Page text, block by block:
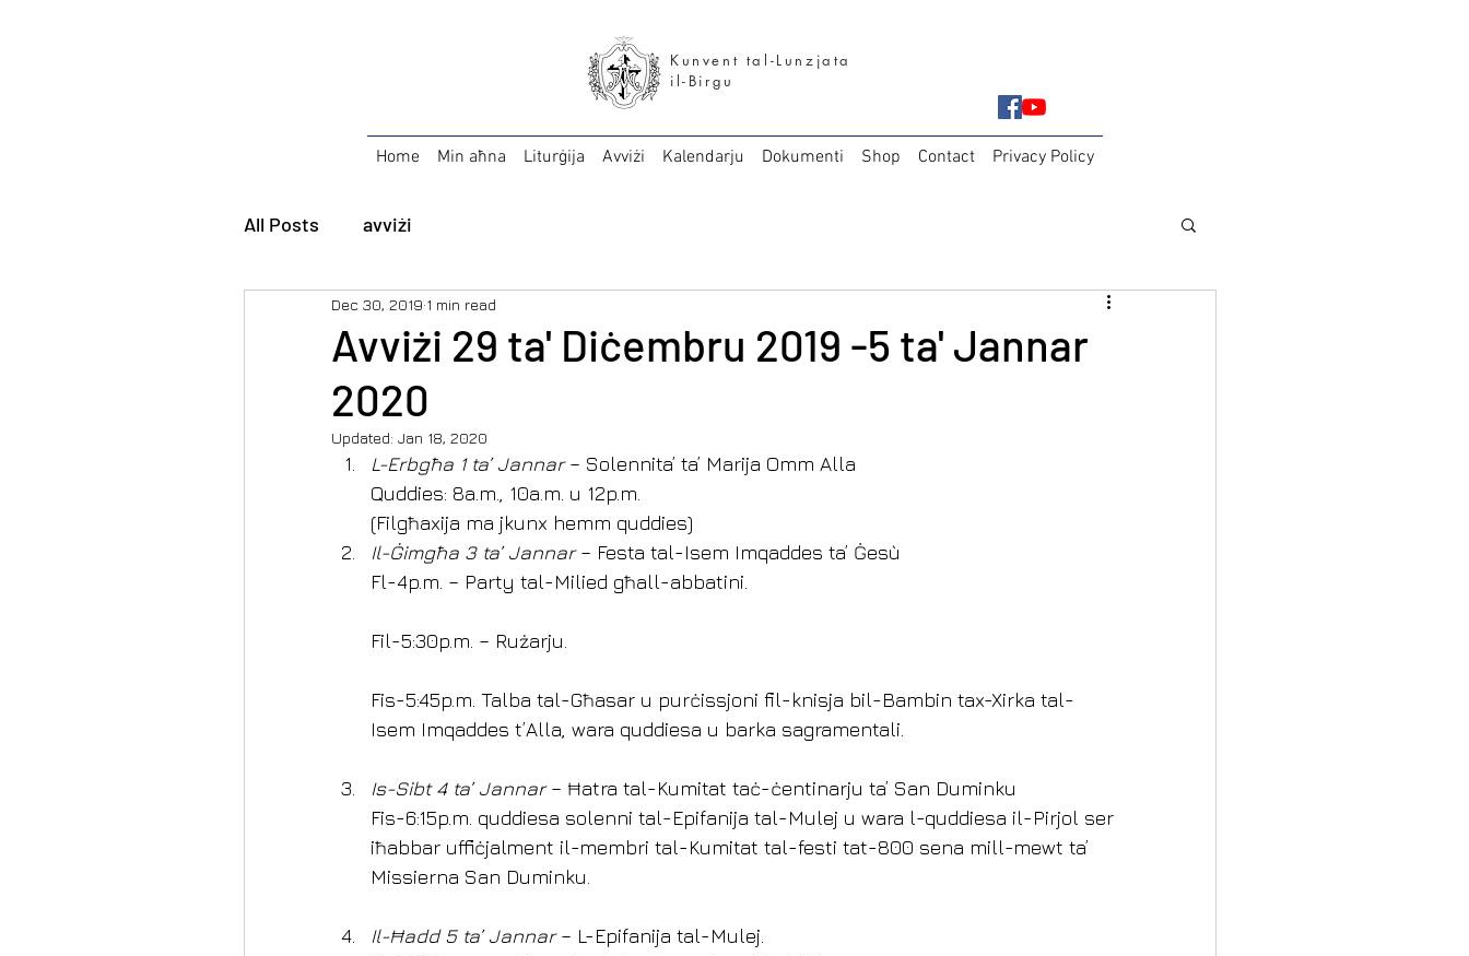
Kunvent tal-Lunzjata
il-Birgu
Home Min aħna Liturġija Avviżi Kalendarju Dokumenti Shop Contact Privacy Policy
All Posts avviżi
Avviżi 29 ta' Diċembru 2019 -5 ta' Jannar
2020
Dec 30, 2019 1 min read
Updated: Jan 18, 2020
L-Erbgħa 1 ta’ Jannar – Solennita’ ta’ Marija Omm Alla
Quddies: 8a.m., 10a.m. u 12p.m.
(Filgħaxija ma jkunx hemm quddies)
Il-Ġimgħa 3 ta’ Jannar – Festa tal-Isem Imqaddes ta’ Ġesù
Fl-4p.m. – Party tal-Milied għall-abbatini.
Fil-5:30p.m. – Rużarju.
Fis-5:45p.m. Talba tal-Għasar u purċissjoni fil-knisja bil-Bambin tax-Xirka tal-
Isem Imqaddes t’Alla, wara quddiesa u barka sagramentali.
Is-Sibt 4 ta’ Jannar – Ħatra tal-Kumitat taċ-ċentinarju ta’ San Duminku
Fis-6:15p.m. quddiesa solenni tal-Epifanija tal-Mulej u wara l-quddiesa il-Pirjol ser
iħabbar uffiċjalment il-membri tal-Kumitat tal-festi tat-800 sena mill-mewt ta’
Missierna San Duminku.
Il-Ħadd 5 ta’ Jannar – L-Epifanija tal-Mulej.